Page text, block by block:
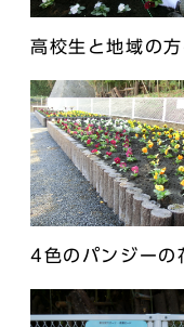
高校生と地域の
4色のパンジーの